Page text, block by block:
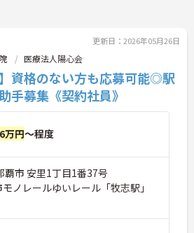
更新日：2026年05月26日
医療法人陽心会
】資格のない方も応募可能◎駅
手募集《契約社員》
万円～程度
覇市 安里1丁目1番37号
ノレールゆいレール「牧志駅」